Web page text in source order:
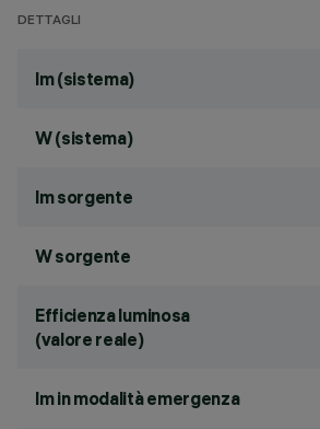
DETTAGLI
lm (sistema)
W (sistema)
lm sorgente
W sorgente
Efficienza luminosa
(valore reale)
lm in modalità emergenza